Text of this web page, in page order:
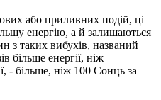
або приливних подій, ці
енергію, а й залишаються
з таких вибухів, названий
більше енергії, ніж
- більше, ніж 100 Сонць за